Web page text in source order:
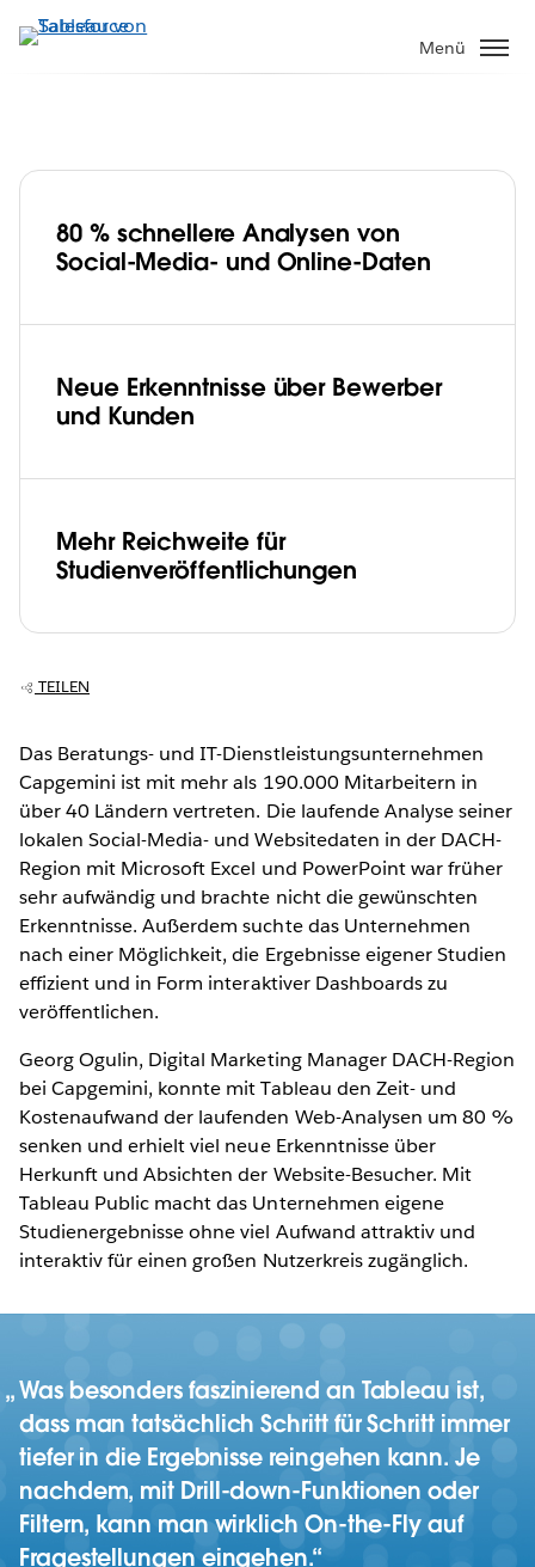
Direkt
zum
Menü
und veröffentlicht Studienergebnisse
interaktiv
Play
Video
80 % schnellere Analysen von
Social-Media- und Online-Daten
Neue Erkenntnisse über Bewerber
und Kunden
Mehr Reichweite für
Studienveröffentlichungen
TEILEN
Das Beratungs- und IT-Dienstleistungsunternehmen
Capgemini ist mit mehr als 190.000 Mitarbeitern in
über 40 Ländern vertreten. Die laufende Analyse seiner
lokalen Social-Media- und Websitedaten in der DACH-
Region mit Microsoft Excel und PowerPoint war früher
sehr aufwändig und brachte nicht die gewünschten
Erkenntnisse. Außerdem suchte das Unternehmen
nach einer Möglichkeit, die Ergebnisse eigener Studien
effizient und in Form interaktiver Dashboards zu
veröffentlichen.
Georg Ogulin, Digital Marketing Manager DACH-Region
bei Capgemini, konnte mit Tableau den Zeit- und
Kostenaufwand der laufenden Web-Analysen um 80 %
senken und erhielt viel neue Erkenntnisse über
Herkunft und Absichten der Website-Besucher. Mit
Tableau Public macht das Unternehmen eigene
Studienergebnisse ohne viel Aufwand attraktiv und
interaktiv für einen großen Nutzerkreis zugänglich.
Was besonders faszinierend an Tableau ist,
dass man tatsächlich Schritt für Schritt immer
tiefer in die Ergebnisse reingehen kann. Je
nachdem, mit Drill-down-Funktionen oder
Filtern, kann man wirklich On-the-Fly auf
Fragestellungen eingehen.